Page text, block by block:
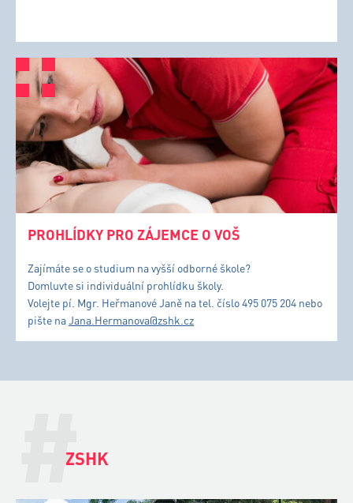
PROHLÍDKY PRO ZÁJEMCE O VOŠ
Zajímáte se o studium na vyšší odborné škole?
Domluvte si individuální prohlídku školy.
Volejte pí. Mgr. Heřmanové Janě na tel. číslo 495 075 204 nebo
pište naJana.Hermanova@zshk.cz
#
ZSHK